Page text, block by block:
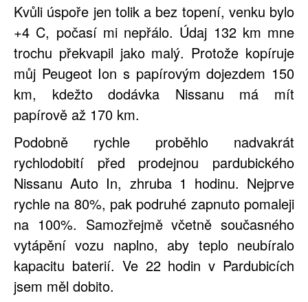
Kvůli úspoře jen tolik a bez topení, venku bylo
+4 C, počasí mi nepřálo. Údaj 132 km mne
trochu překvapil jako malý. Protože kopíruje
můj Peugeot Ion s papírovým dojezdem 150
km, kdežto dodávka Nissanu má mít
papírově až 170 km.
Podobně rychle proběhlo nadvakrát
rychlodobití před prodejnou pardubického
Nissanu Auto In, zhruba 1 hodinu. Nejprve
rychle na 80%, pak podruhé zapnuto pomaleji
na 100%. Samozřejmě včetně současného
vytápění vozu naplno, aby teplo neubíralo
kapacitu baterií. Ve 22 hodin v Pardubicích
jsem měl dobito.